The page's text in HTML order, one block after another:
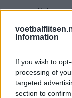
Information
If you wish to
processing of
targeted
section to
Video
PSV kiest
route